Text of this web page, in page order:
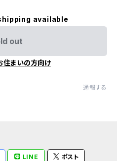
available
out
住まいの方向け
通報する
LINE ポスト